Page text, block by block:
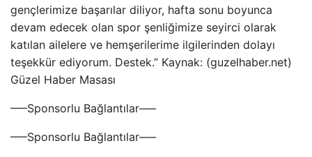
gençlerimize başarılar diliyor, hafta sonu boyunca
devam edecek olan spor şenliğimize seyirci olarak
katılan ailelere ve hemşerilerime ilgilerinden dolayı
teşekkür ediyorum. Destek.” Kaynak: (guzelhaber.net)
Güzel Haber Masası
—–Sponsorlu Bağlantılar—–
—–Sponsorlu Bağlantılar—–